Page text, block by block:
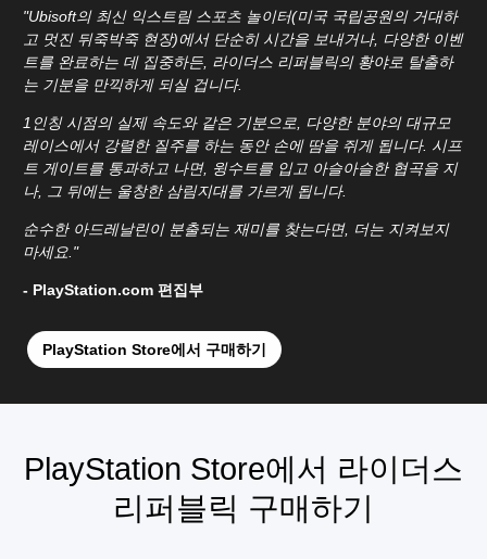
"Ubisoft의 최신 익스트림 스포츠 놀이터(미국 국립공원의 거대하
고 멋진 뒤죽박죽 현장)에서 단순히 시간을 보내거나, 다양한 이벤
트를 완료하는 데 집중하든, 라이더스 리퍼블릭의 황야로 탈출하
는 기분을 만끽하게 되실 겁니다.
1인칭 시점의 실제 속도와 같은 기분으로, 다양한 분야의 대규모
레이스에서 강렬한 질주를 하는 동안 손에 땀을 쥐게 됩니다. 시프
트 게이트를 통과하고 나면, 윙수트를 입고 아슬아슬한 협곡을 지
나, 그 뒤에는 울창한 삼림지대를 가르게 됩니다.
순수한 아드레날린이 분출되는 재미를 찾는다면, 더는 지켜보지
마세요."
- PlayStation.com 편집부
PlayStation Store에서 구매하기
PlayStation Store에서 라이더스
리퍼블릭 구매하기